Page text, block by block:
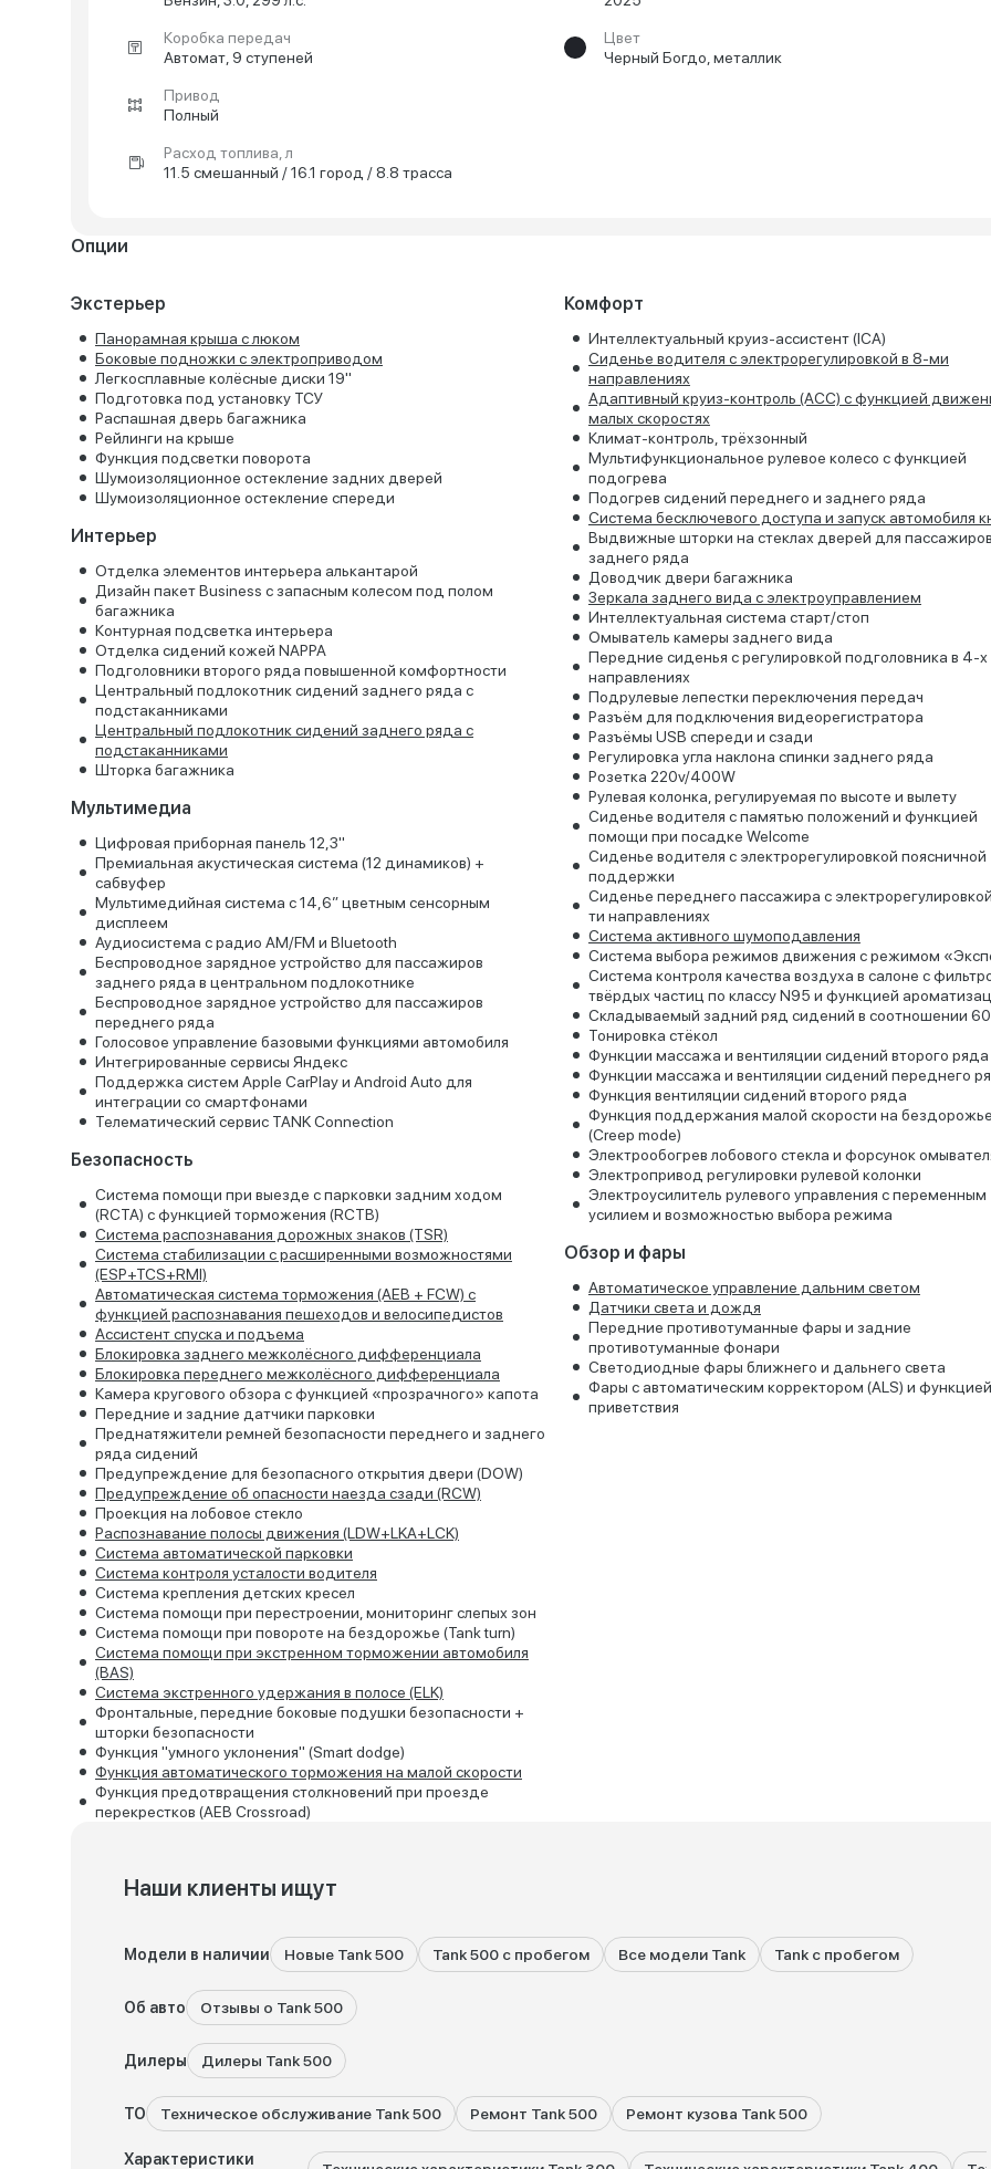
Коробка передач
Автомат, 9 ступеней
Привод
Полный
Расход топлива, л
11.5 смешанный / 16.1 город / 8.8 трасса
Цвет
Черный Богдо, металлик
Опции
Экстерьер
Панорамная крыша с люком
Боковые подножки с электроприводом
Легкосплавные колёсные диски 19''
Подготовка под установку ТСУ
Распашная дверь багажника
Рейлинги на крыше
Функция подсветки поворота
Шумоизоляционное остекление задних дверей
Шумоизоляционное остекление спереди
Интерьер
Отделка элементов интерьера алькантарой
Дизайн пакет Business c запасным колесом под полом
багажника
Контурная подсветка интерьера
Отделка сидений кожей NAPPA
Подголовники второго ряда повышенной комфортности
Центральный подлокотник сидений заднего ряда с
подстаканниками
Центральный подлокотник сидений заднего ряда с
подстаканниками
Шторка багажника
Мультимедиа
Цифровая приборная панель 12,3''
Премиальная акустическая система (12 динамиков) +
сабвуфер
Мультимедийная система с 14,6” цветным сенсорным
дисплеем
Аудиосистема с радио AM/FM и Bluetooth
Беспроводное зарядное устройство для пассажиров
заднего ряда в центральном подлокотнике
Беспроводное зарядное устройство для пассажиров
переднего ряда
Голосовое управление базовыми функциями автомобиля
Интегрированные сервисы Яндекс
Поддержка систем Apple CarPlay и Android Auto для
интеграции со смартфонами
Телематический сервис TANK Connection
Безопасность
Система помощи при выезде с парковки задним ходом
(RCTA) с функцией торможения (RCTB)
Система распознавания дорожных знаков (TSR)
Cистема стабилизации с расширенными возможностями
(ESP+TCS+RMI)
Автоматическая система торможения (AEB + FCW) с
функцией распознавания пешеходов и велосипедистов
Ассистент спуска и подъема
Блокировка заднего межколёсного дифференциала
Блокировка переднего межколёсного дифференциала
Камера кругового обзора с функцией «прозрачного» капота
Передние и задние датчики парковки
Преднатяжители ремней безопасности переднего и заднего
ряда сидений
Предупреждение для безопасного открытия двери (DOW)
Предупреждение об опасности наезда сзади (RCW)
Проекция на лобовое стекло
Распознавание полосы движения (LDW+LKA+LCK)
Система автоматической парковки
Система контроля усталости водителя
Система крепления детских кресел
Система помощи при перестроении, мониторинг слепых зон
Система помощи при повороте на бездорожье (Tank turn)
Система помощи при экстренном торможении автомобиля
(BAS)
Система экстренного удержания в полосе (ELK)
Фронтальные, передние боковые подушки безопасности +
шторки безопасности
Функция "умного уклонения" (Smart dodge)
Функция автоматического торможения на малой скорости
Функция предотвращения столкновений при проезде
перекрестков (AEB Crossroad)
Комфорт
Интеллектуальный круиз-ассистент (ICA)
Сиденье водителя с электрорегулировкой в 8-ми
направлениях
Адаптивный круиз-контроль (ACC) с функцией
малых скоростях
Климат-контроль, трёхзонный
Мультифункциональное рулевое колесо с функцией
подогрева
Подогрев сидений переднего и заднего ряда
Система бесключевого доступа и запуск автомобиля
Выдвижные шторки на стеклах дверей для пассажиров
заднего ряда
Доводчик двери багажника
Зеркала заднего вида с электроуправлением
Интеллектуальная система старт/стоп
Омыватель камеры заднего вида
Передние сиденья с регулировкой подголовника в 4-х
направлениях
Подрулевые лепестки переключения передач
Разъём для подключения видеорегистратора
Разъёмы USB спереди и сзади
Регулировка угла наклона спинки заднего ряда
Розетка 220v/400W
Рулевая колонка, регулируемая по высоте и вылету
Сиденье водителя с памятью положений и функцией
помощи при посадке Welcome
Сиденье водителя с электрорегулировкой поясничной
поддержки
Сиденье переднего пассажира с
ти направлениях
Система активного шумоподавления
Система выбора режимов движения с режимом
Система контроля качества воздуха в салоне с
твёрдых частиц по классу N95 и функцией
Складываемый задний ряд сидений в соотношении
Тонировка стёкол
Функции массажа и вентиляции сидений второго ряда
Функции массажа и вентиляции сидений переднего
Функция вентиляции сидений второго ряда
Функция поддержания малой скорости на бездорожье
(Creep mode)
Электрообогрев лобового стекла и форсунок
Электропривод регулировки рулевой колонки
Электроусилитель рулевого управления с переменным
усилием и возможностью выбора режима
Обзор и фары
Автоматическое управление дальним светом
Датчики света и дождя
Передние противотуманные фары и задние
противотуманные фонари
Светодиодные фары ближнего и дальнего света
Фары с автоматическим корректором (ALS) и функцией
приветствия
Наши клиенты ищут
Модели в наличии Новые Tank 500 Tank 500 с пробегом Все модели Tank Tank с пробегом
Об авто Отзывы о Tank 500
Дилеры Дилеры Tank 500
ТО Техническое обслуживание Tank 500 Ремонт Tank 500 Ремонт кузова Tank 500
Характеристики